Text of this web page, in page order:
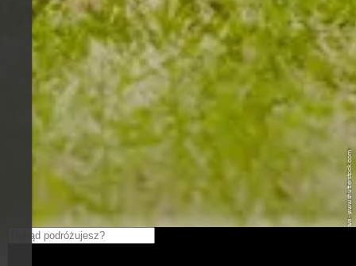
© Ksenia Raykova - www.shutterstock.com